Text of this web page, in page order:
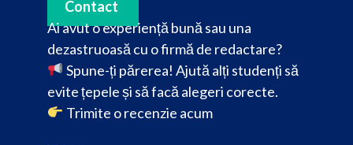
Contact
Ai avut o experiență bună sau una
dezastruoasă cu o firmă de redactare?
Spune-ți părerea! Ajută alți studenți să
evite țepele și să facă alegeri corecte.
Trimite o recenzie acum